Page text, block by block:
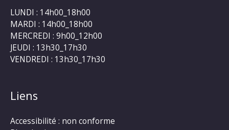
LUNDI : 14h00_18h00
MARDI : 14h00_18h00
MERCREDI : 9h00_12h00
JEUDI : 13h30_17h30
VENDREDI : 13h30_17h30
Liens
Accessibilité : non conforme